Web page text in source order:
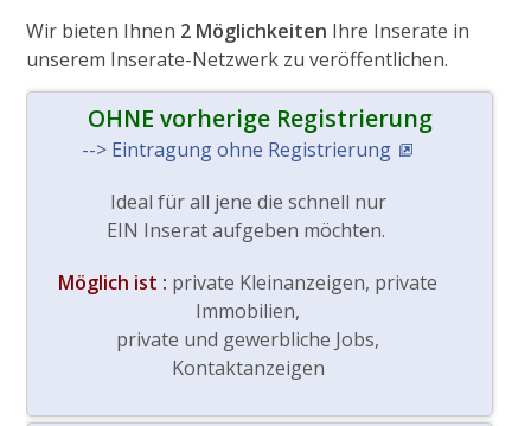
Wir bieten Ihnen 2 Möglichkeiten Ihre Inserate in
unserem Inserate-Netzwerk zu veröffentlichen.
OHNE vorherige Registrierung
--> Eintragung ohne Registrierung
Ideal für all jene die schnell nur
EIN Inserat aufgeben möchten.
Möglich ist : private Kleinanzeigen, private
Immobilien,
private und gewerbliche Jobs,
Kontaktanzeigen